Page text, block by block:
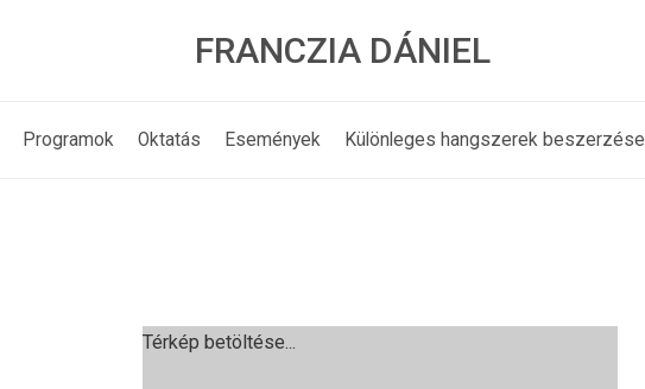
FRANCZIA DÁNIEL
Programok Oktatás Események Különleges hangszerek beszerzése
Térkép betöltése...